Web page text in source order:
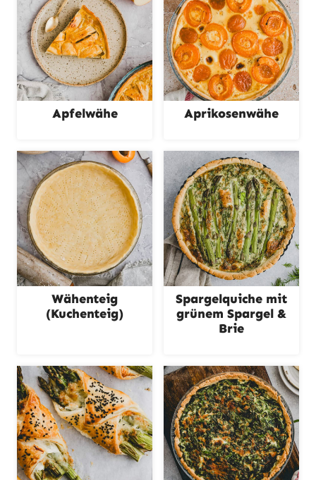
Apfelwähe Aprikosenwähe
Wähenteig
(Kuchenteig)
Spargelquiche mit
grünem Spargel &
Brie